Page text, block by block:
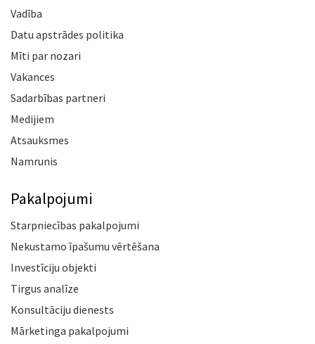
Vadība
Datu apstrādes politika
Mīti par nozari
Vakances
Sadarbības partneri
Medijiem
Atsauksmes
Namrunis
Pakalpojumi
Starpniecības pakalpojumi
Nekustamo īpašumu vērtēšana
Investīciju objekti
Tirgus analīze
Konsultāciju dienests
Mārketinga pakalpojumi